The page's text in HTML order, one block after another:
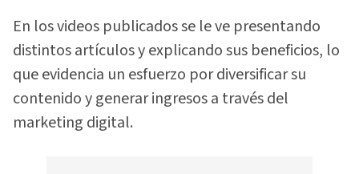
En los videos publicados se le ve presentando
distintos artículos y explicando sus beneficios, lo
que evidencia un esfuerzo por diversificar su
contenido y generar ingresos a través del
marketing digital.